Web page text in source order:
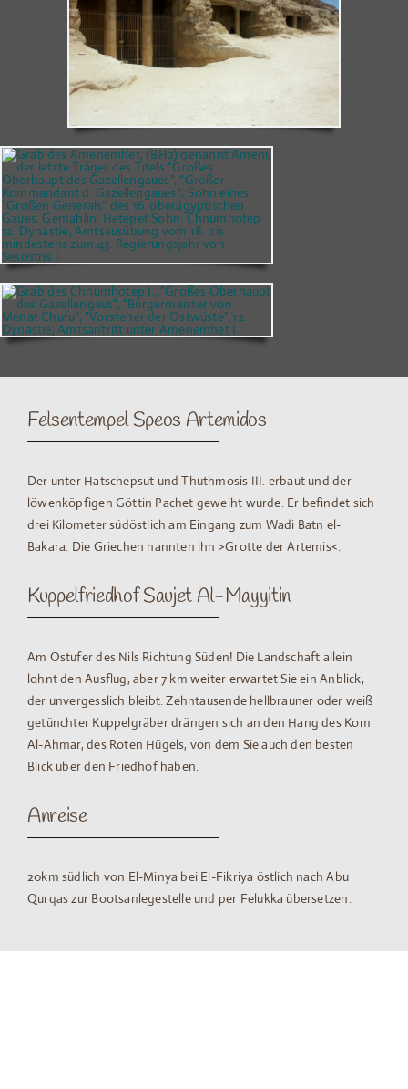
Felsentempel Speos Artemidos
Der unter Hatschepsut und Thuthmosis III. erbaut und der
löwenköpfigen Göttin Pachet geweiht wurde. Er befindet sich
drei Kilometer südöstlich am Eingang zum Wadi Batn el-
Bakara. Die Griechen nannten ihn >Grotte der Artemis<.
Kuppelfriedhof Saujet Al-Mayyitin
Am Ostufer des Nils Richtung Süden! Die Landschaft allein
lohnt den Ausflug, aber 7 km weiter erwartet Sie ein Anblick,
der unvergesslich bleibt: Zehntausende hellbrauner oder weiß
getünchter Kuppelgräber drängen sich an den Hang des Kom
Al-Ahmar, des Roten Hügels, von dem Sie auch den besten
Blick über den Friedhof haben.
Anreise
20km südlich von El-Minya bei El-Fikriya östlich nach Abu
Qurqas zur Bootsanlegestelle und per Felukka übersetzen.